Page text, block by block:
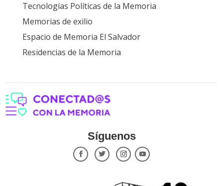
Tecnologías Políticas de la Memoria
Memorias de exilio
Espacio de Memoria El Salvador
Residencias de la Memoria
Síguenos